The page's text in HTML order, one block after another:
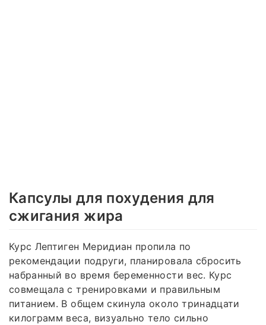
Капсулы для похудения для
сжигания жира
Курс Лептиген Меридиан пропила по
рекомендации подруги, планировала сбросить
набранный во время беременности вес. Курс
совмещала с тренировками и правильным
питанием. В общем скинула около тринадцати
килограмм веса, визуально тело сильно